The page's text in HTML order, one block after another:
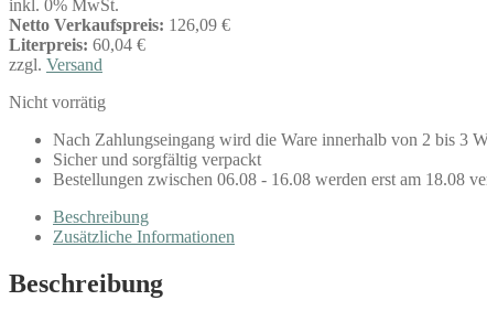
inkl. 0% MwSt.
Netto Verkaufspreis: 126,09 €
Literpreis: 60,04 €
zzgl. Versand
Nicht vorrätig
Nach Zahlungseingang wird die Ware innerhalb von 2 bis 3
Sicher und sorgfältig verpackt
Bestellungen zwischen 06.08 - 16.08 werden erst am 18.08
Beschreibung
Zusätzliche Informationen
Beschreibung